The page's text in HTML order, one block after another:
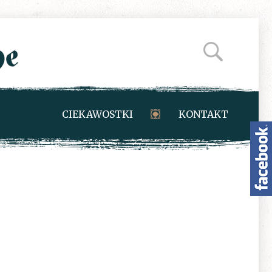
CIEKAWOSTKI KONTAKT